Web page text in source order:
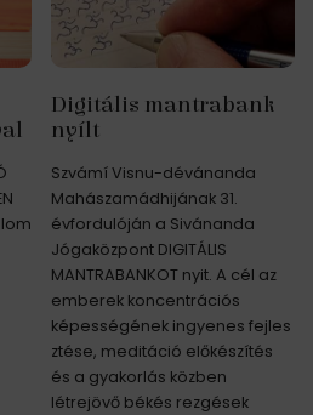
Digitális mantrabank
nyílt
Szvámí Visnu-dévánanda
Mahászamádhijának 31.
évfordulóján a Sivánanda
Jógaközpont DIGITÁLIS
MANTRABANKOT nyit. A cél az
emberek koncentrációs
képességének ingyenes fejles
ztése, meditáció előkészítés
és a gyakorlás közben
létrejövő békés rezgések